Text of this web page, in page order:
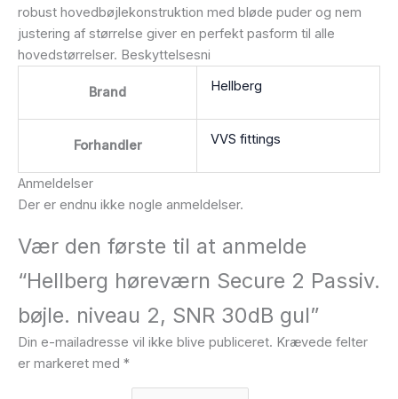
robust hovedbøjlekonstruktion med bløde puder og nem
justering af størrelse giver en perfekt pasform til alle
hovedstørrelser. Beskyttelsesni
Brand Hellberg
Forhandler VVS fittings
Anmeldelser
Der er endnu ikke nogle anmeldelser.
Vær den første til at anmelde
“Hellberg høreværn Secure 2 Passiv.
bøjle. niveau 2, SNR 30dB gul”
Din e-mailadresse vil ikke blive publiceret. Krævede felter
er markeret med *